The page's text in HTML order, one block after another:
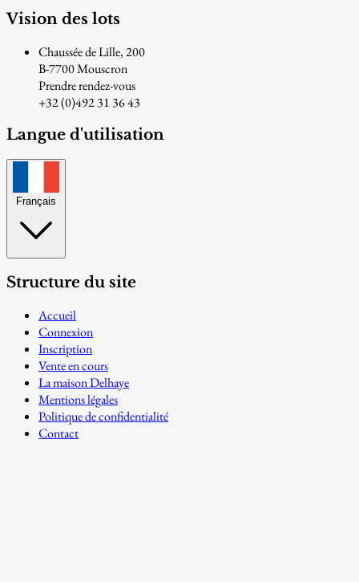
Vision des lots
Chaussée de Lille, 200
B-7700 Mouscron
Prendre rendez-vous
+32 (0)492 31 36 43
Langue d'utilisation
Français
Structure du site
Accueil
Connexion
Inscription
Vente en cours
La maison Delhaye
Mentions légales
Politique de confidentialité
Contact